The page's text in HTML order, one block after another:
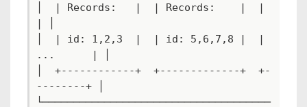
│  | Records:   |  | Records:    |  |
| │
│  | id: 1,2,3  |  | id: 5,6,7,8 |  |
...      | │
│  +------------+  +-------------+  +-
--------+ │
└─────────────────────────────────────